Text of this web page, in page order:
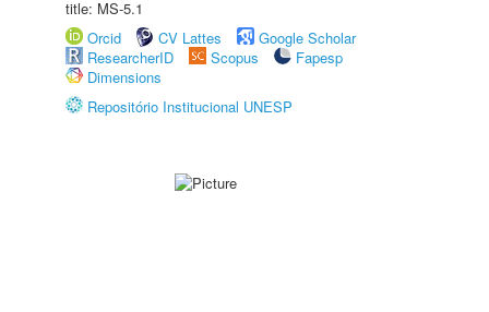
title: MS-5.1
Orcid
CV Lattes
Google Scholar
ResearcherID
Scopus
Fapesp
Dimensions
Repositório Institucional UNESP